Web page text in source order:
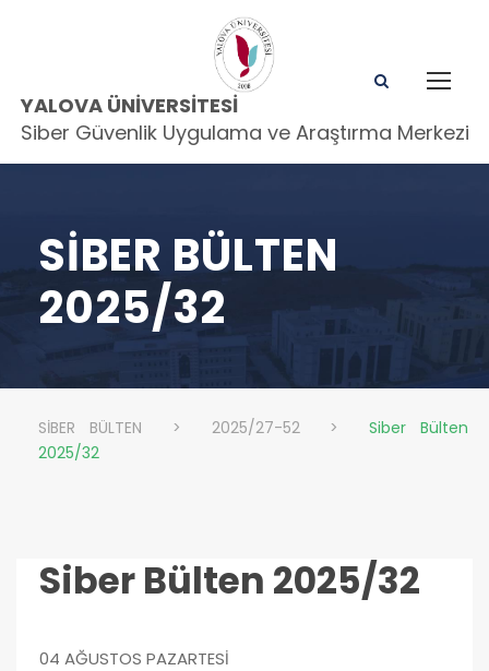
YALOVA ÜNIVERSITESI
Siber Güvenlik Uygulama ve Araştırma Merkezi
SIBER BÜLTEN
2025/32
SİBER BÜLTEN > 2025/27-52 >
Siber Bülten
2025/32
Siber Bülten 2025/32
04 AĞUSTOS PAZARTESİ